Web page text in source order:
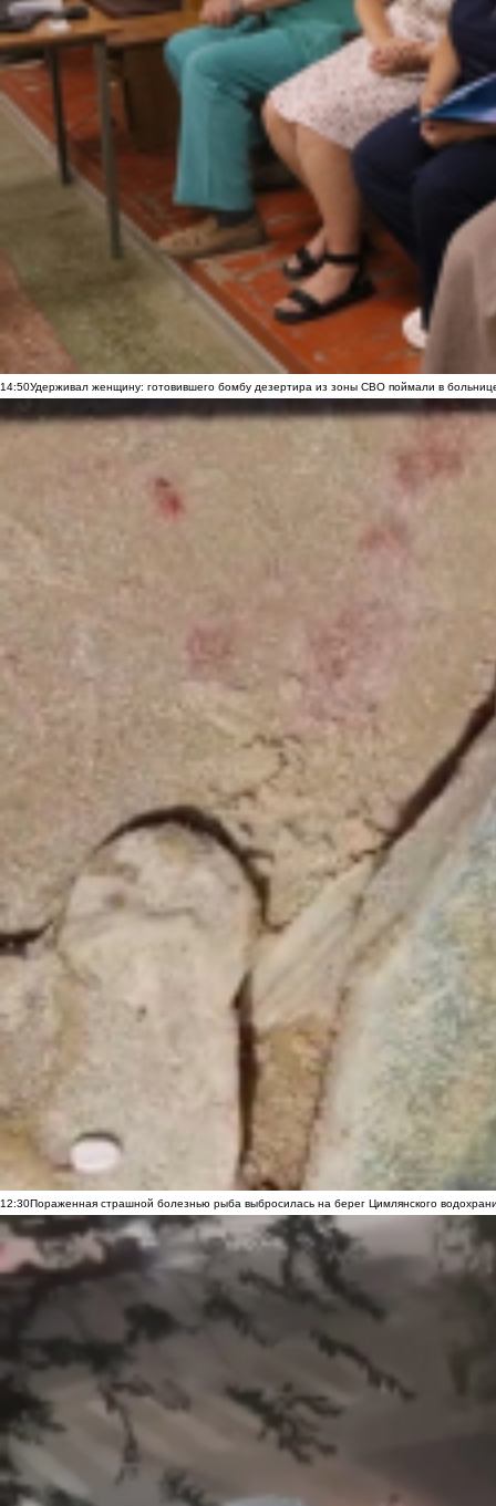
14:50Удерживал женщину: готовившего бомбу дезертира из зоны СВО поймали в
12:30Пораженная страшной болезнью рыба выбросилась на берег Цимлянского